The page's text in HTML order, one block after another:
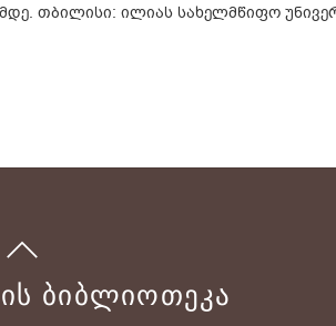
თბილისი: ილიას სახელმწიფო
ᲑᲘᲑᲚᲘᲝᲗᲔᲙᲐ